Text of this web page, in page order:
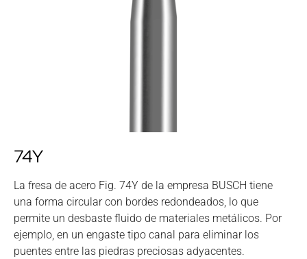
74Y
La fresa de acero Fig. 74Y de la empresa BUSCH tiene
una forma circular con bordes redondeados, lo que
permite un desbaste fluido de materiales metálicos. Por
ejemplo, en un engaste tipo canal para eliminar los
puentes entre las piedras preciosas adyacentes.